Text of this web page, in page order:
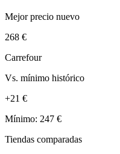
Mejor precio nuevo
268 €
Carrefour
Vs. mínimo histórico
+21 €
Mínimo: 247 €
Tiendas comparadas